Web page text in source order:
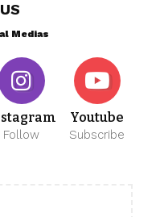
Medias
Follow
Youtube
Subscribe